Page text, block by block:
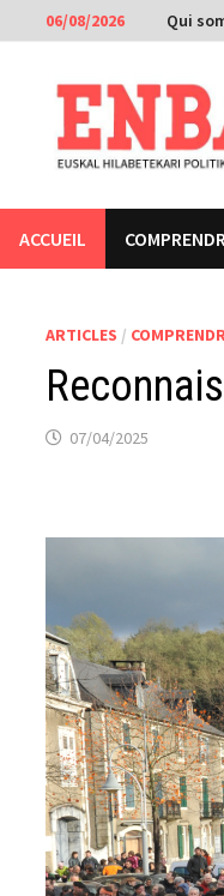
Passer
au
contenu
06/08/2026 Qui
ACCUEIL
ARTICLES /
07/04/2025